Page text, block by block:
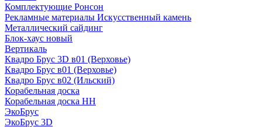
Комплектующие Ронсон
Рекламные материалы Искусственный камень
Металлический сайдинг
Блок-хаус новый
Вертикаль
Квадро Брус 3D в01 (Верховье)
Квадро Брус в01 (Верховье)
Квадро Брус в02 (Ильский)
Корабельная доска
Корабельная доска НН
ЭкоБрус
ЭкоБрус 3D